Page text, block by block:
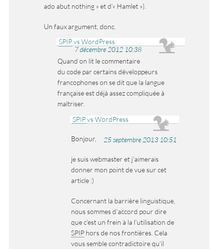
ado abut nothing » et d’« Hamlet »).
Un faux argument, donc.
SPIPvs WordPress
7 décembre 2012 10:38
Quand on lit le commentaire
du code par certains développeurs
francophones on se dit que la langue
française est déjà assez compliquée à
maîtriser.
SPIPvs WordPress
25 septembre 2013 10:51
Bonjour,
je suis webmaster et j’aimerais
donner mon point de vue sur cet
article :)
Concernant la barrière linguistique,
nous sommes d’accord pour dire
que c’est un frein à la l’utilisation de
SPIP hors de nos frontières. Cela
vous semble contradictoire qu’il